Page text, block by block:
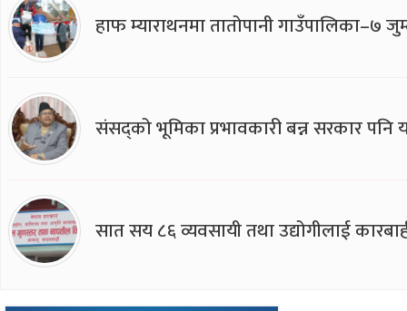
हाफ म्याराथनमा तातोपानी गाउँपालिका–७
संसद्को भूमिका प्रभावकारी बन्न सरकार पनि
सात सय ८६ व्यवसायी तथा उद्योगीलाई